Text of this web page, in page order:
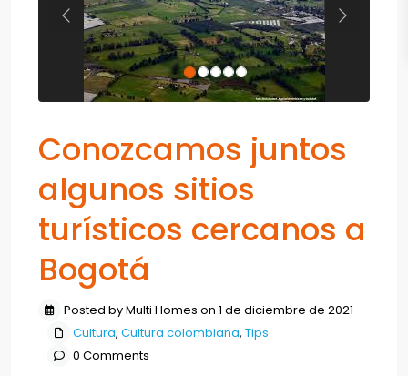
Previous Next
Conozcamos juntos
algunos sitios
turísticos cercanos a
Bogotá
Posted by Multi Homes on 1 de diciembre de 2021
Cultura, Cultura colombiana, Tips
0 Comments